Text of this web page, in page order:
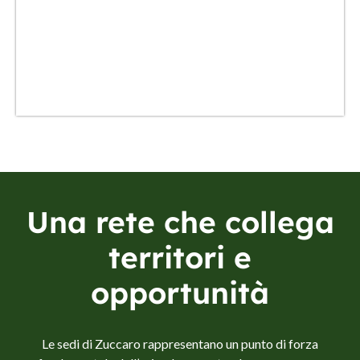
Una rete che collega
territori e
opportunità
Le sedi di Zuccaro rappresentano un punto di forza